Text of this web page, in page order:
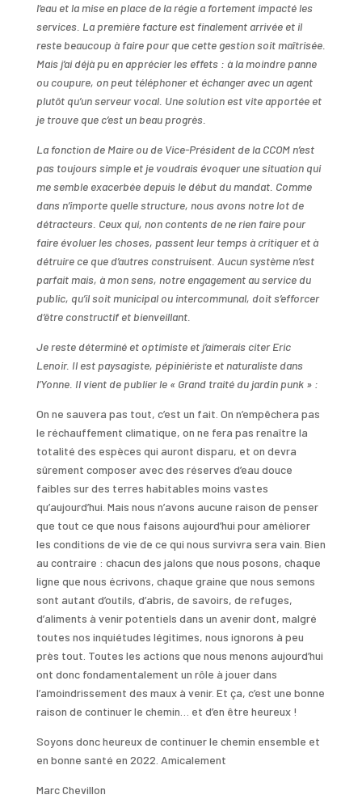
l’eau et la mise en place de la régie a fortement impacté les
services. La première facture est finalement arrivée et il
reste beaucoup à faire pour que cette gestion soit maîtrisée.
Mais j’ai déjà pu en apprécier les effets : à la moindre panne
ou coupure, on peut téléphoner et échanger avec un agent
plutôt qu’un serveur vocal. Une solution est vite apportée et
je trouve que c’est un beau progrès.
La fonction de Maire ou de Vice-Président de la CCOM n’est
pas toujours simple et je voudrais évoquer une situation qui
me semble exacerbée depuis le début du mandat. Comme
dans n’importe quelle structure, nous avons notre lot de
détracteurs. Ceux qui, non contents de ne rien faire pour
faire évoluer les choses, passent leur temps à critiquer et à
détruire ce que d’autres construisent. Aucun système n’est
parfait mais, à mon sens, notre engagement au service du
public, qu’il soit municipal ou intercommunal, doit s’efforcer
d’être constructif et bienveillant.
Je reste déterminé et optimiste et j’aimerais citer Eric
Lenoir. Il est paysagiste, pépiniériste et naturaliste dans
l’Yonne. Il vient de publier le « Grand traité du jardin punk » :
On ne sauvera pas tout, c’est un fait. On n’empêchera pas
le réchauffement climatique, on ne fera pas renaître la
totalité des espèces qui auront disparu, et on devra
sûrement composer avec des réserves d’eau douce
faibles sur des terres habitables moins vastes
qu’aujourd’hui. Mais nous n’avons aucune raison de penser
que tout ce que nous faisons aujourd’hui pour améliorer
les conditions de vie de ce qui nous survivra sera vain. Bien
au contraire : chacun des jalons que nous posons, chaque
ligne que nous écrivons, chaque graine que nous semons
sont autant d’outils, d’abris, de savoirs, de refuges,
d’aliments à venir potentiels dans un avenir dont, malgré
toutes nos inquiétudes légitimes, nous ignorons à peu
près tout. Toutes les actions que nous menons aujourd’hui
ont donc fondamentalement un rôle à jouer dans
l’amoindrissement des maux à venir. Et ça, c’est une bonne
raison de continuer le chemin… et d’en être heureux !
Soyons donc heureux de continuer le chemin ensemble et
en bonne santé en 2022. Amicalement
Marc Chevillon